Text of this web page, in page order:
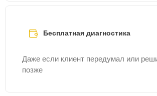
Бесплатная диагностика
Даже если клиент передумал или
позже